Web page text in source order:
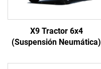
X9 Tractor 6x4
(Suspensión Neumática)